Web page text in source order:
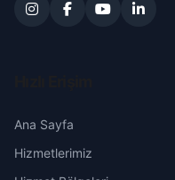
Edirne
Erzurum
Dolaplı
Hacıömer
Ana Sayfa
Hizmetlerimiz